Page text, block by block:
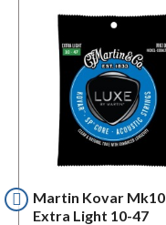
Martin Kovar Mk10
Extra Light 10-47